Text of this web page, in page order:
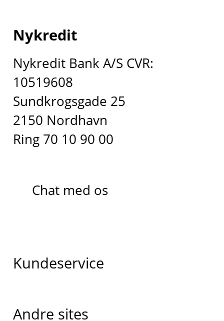
Nykredit
Nykredit Bank A/S CVR:
10519608
Sundkrogsgade 25
2150 Nordhavn
Ring 70 10 90 00
Chat med os
Kundeservice
Andre sites